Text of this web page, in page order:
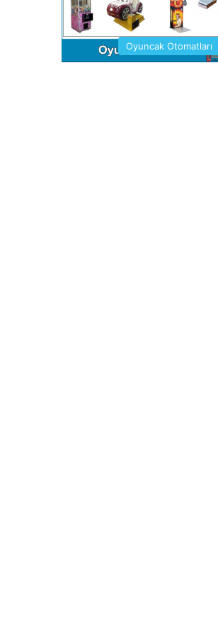
Oyuncak Otomatları